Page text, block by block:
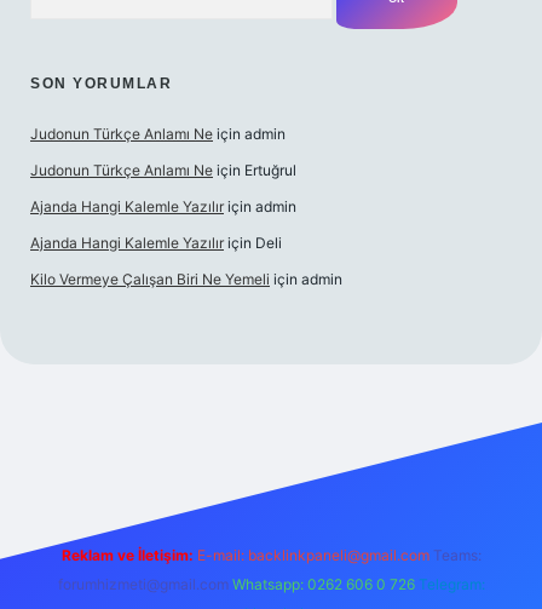
SON YORUMLAR
Judonun Türkçe Anlamı Ne için admin
Judonun Türkçe Anlamı Ne için Ertuğrul
Ajanda Hangi Kalemle Yazılır için admin
Ajanda Hangi Kalemle Yazılır için Deli
Kilo Vermeye Çalışan Biri Ne Yemeli için admin
Reklam ve İletişim: E-mail: backlinkpaneli@gmail.com Teams:
forumhizmeti@gmail.com Whatsapp: 0262 606 0 726 Telegram: